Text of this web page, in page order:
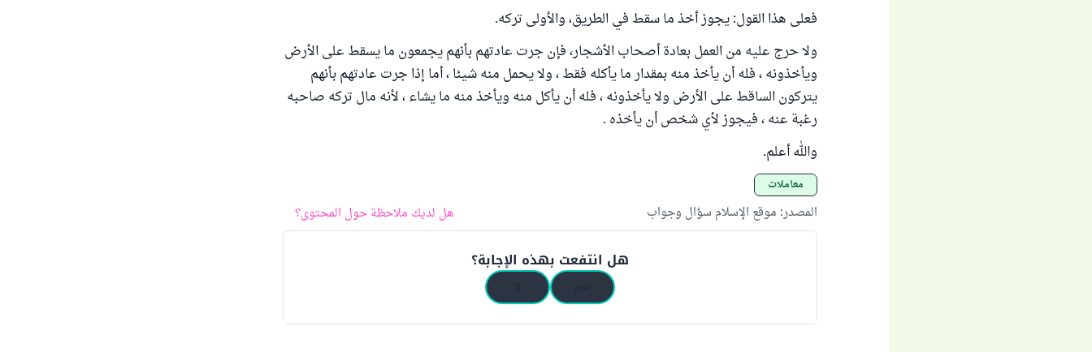
فعلى هذا القول: يجوز أخذ ما سقط في الطريق، والأولى تركه.
ولا حرج عليه من العمل بعادة أصحاب الأشجار، فإن جرت عادتهم بأنهم يجمعون ما يسقط على الأرض
ويأخذونه ، فله أن يأخذ منه بمقدار ما يأكله فقط ، ولا يحمل منه شيئا ، أما إذا جرت عادتهم بأنهم
يتركون الساقط على الأرض ولا يأخذونه ، فله أن يأكل منه ويأخذ منه ما يشاء ، لأنه مال تركه صاحبه
رغبة عنه ، فيجوز لأي شخص أن يأخذه .
والله أعلم.
معاملات
المصدر: موقع الإسلام سؤال وجواب هل لديك ملاحظة حول المحتوى؟
هل انتفعت بهذه الإجابة؟